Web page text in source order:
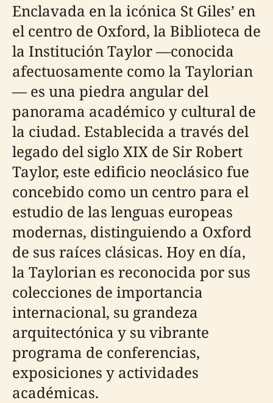
Enclavada en la icónica St Giles’ en
el centro de Oxford, la Biblioteca de
la Institución Taylor —conocida
afectuosamente como la Taylorian
— es una piedra angular del
panorama académico y cultural de
la ciudad. Establecida a través del
legado del siglo XIX de Sir Robert
Taylor, este edificio neoclásico fue
concebido como un centro para el
estudio de las lenguas europeas
modernas, distinguiendo a Oxford
de sus raíces clásicas. Hoy en día,
la Taylorian es reconocida por sus
colecciones de importancia
internacional, su grandeza
arquitectónica y su vibrante
programa de conferencias,
exposiciones y actividades
académicas.